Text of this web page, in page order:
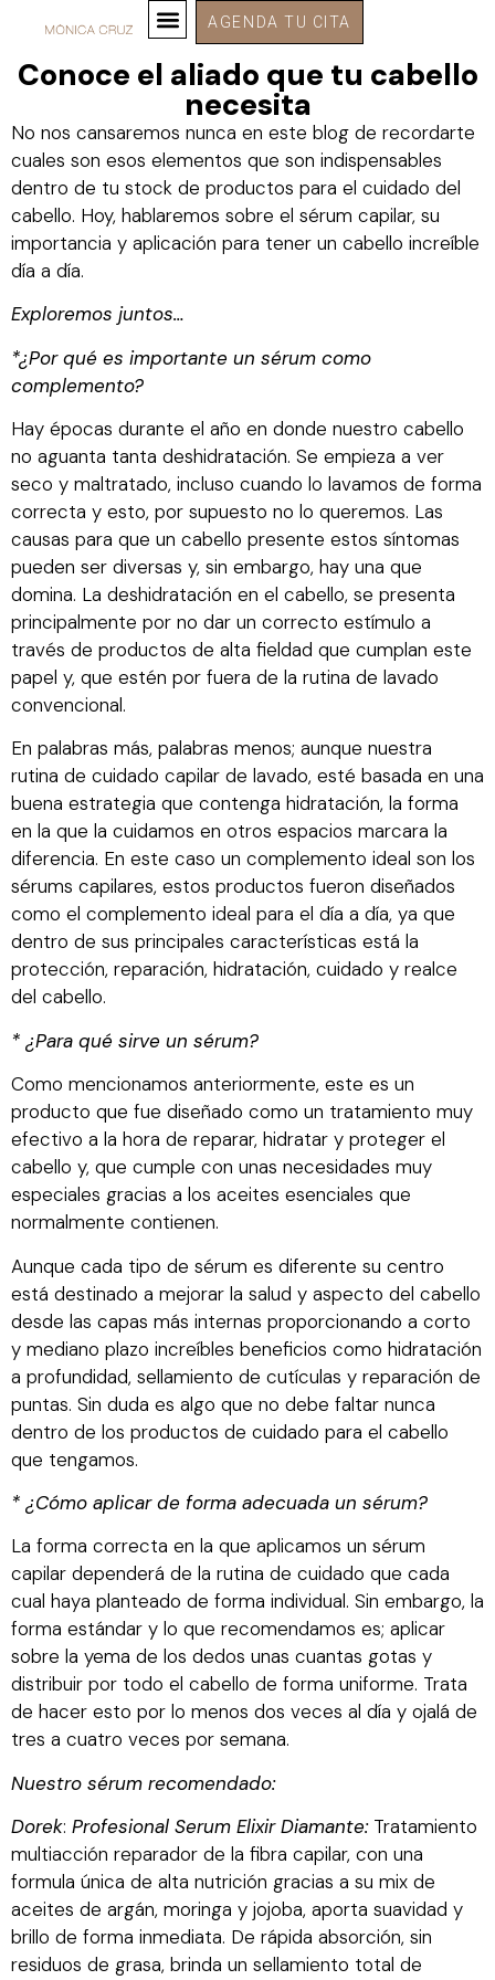
AGENDA TU CITA
Conoce el aliado que tu cabello
necesita
No nos cansaremos nunca en este blog de recordarte
cuales son esos elementos que son indispensables
dentro de tu stock de productos para el cuidado del
cabello. Hoy, hablaremos sobre el sérum capilar, su
importancia y aplicación para tener un cabello increíble
día a día.
Exploremos juntos…
*¿Por qué es importante un sérum como
complemento?
Hay épocas durante el año en donde nuestro cabello
no aguanta tanta deshidratación. Se empieza a ver
seco y maltratado, incluso cuando lo lavamos de forma
correcta y esto, por supuesto no lo queremos. Las
causas para que un cabello presente estos síntomas
pueden ser diversas y, sin embargo, hay una que
domina. La deshidratación en el cabello, se presenta
principalmente por no dar un correcto estímulo a
través de productos de alta fieldad que cumplan este
papel y, que estén por fuera de la rutina de lavado
convencional.
En palabras más, palabras menos; aunque nuestra
rutina de cuidado capilar de lavado, esté basada en una
buena estrategia que contenga hidratación, la forma
en la que la cuidamos en otros espacios marcara la
diferencia. En este caso un complemento ideal son los
sérums capilares, estos productos fueron diseñados
como el complemento ideal para el día a día, ya que
dentro de sus principales características está la
protección, reparación, hidratación, cuidado y realce
del cabello.
* ¿Para qué sirve un sérum?
Como mencionamos anteriormente, este es un
producto que fue diseñado como un tratamiento muy
efectivo a la hora de reparar, hidratar y proteger el
cabello y, que cumple con unas necesidades muy
especiales gracias a los aceites esenciales que
normalmente contienen.
Aunque cada tipo de sérum es diferente su centro
está destinado a mejorar la salud y aspecto del cabello
desde las capas más internas proporcionando a corto
y mediano plazo increíbles beneficios como hidratación
a profundidad, sellamiento de cutículas y reparación de
puntas. Sin duda es algo que no debe faltar nunca
dentro de los productos de cuidado para el cabello
que tengamos.
* ¿Cómo aplicar de forma adecuada un sérum?
La forma correcta en la que aplicamos un sérum
capilar dependerá de la rutina de cuidado que cada
cual haya planteado de forma individual. Sin embargo, la
forma estándar y lo que recomendamos es; aplicar
sobre la yema de los dedos unas cuantas gotas y
distribuir por todo el cabello de forma uniforme. Trata
de hacer esto por lo menos dos veces al día y ojalá de
tres a cuatro veces por semana.
Nuestro sérum recomendado:
Dorek: Profesional Serum Elixir Diamante: Tratamiento
multiacción reparador de la fibra capilar, con una
formula única de alta nutrición gracias a su mix de
aceites de argán, moringa y jojoba, aporta suavidad y
brillo de forma inmediata. De rápida absorción, sin
residuos de grasa, brinda un sellamiento total de